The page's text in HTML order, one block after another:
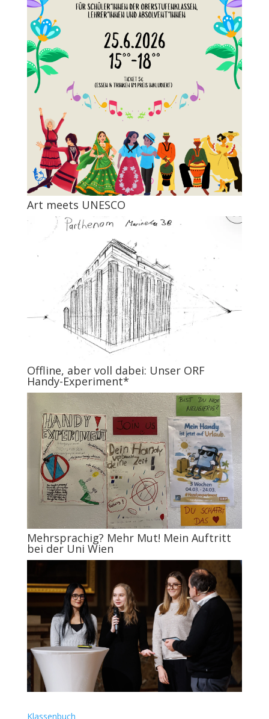
Art meets UNESCO
Offline, aber voll dabei: Unser ORF
Handy-Experiment*
Mehrsprachig? Mehr Mut! Mein Auftritt
bei der Uni Wien
Klassenbuch